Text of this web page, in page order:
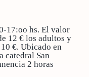
17:oo hs. El valor
12 € los adultos y
€. Ubicado en
catedral San
2 horas